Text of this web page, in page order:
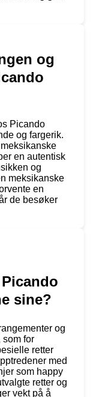
og
Picando
og fargerik.
en autentisk
og
meksikanske
en
de besøker
sine?
og
som for
retter
med
som happy
retter og
vekt på å